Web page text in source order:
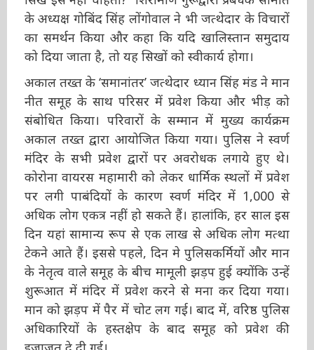
शिरोमणि गुरूद्वारा प्रबंधक समिति के अध्यक्ष गोबिंद
सिंह लोंगोवाल ने भी जत्थेदार के विचारों का समर्थन
किया और कहा कि यदि खालिस्तान समुदाय को दिया
जाता है, तो यह सिखों को स्वीकार्य होगा।
अकाल तख्त के ‘समानांतर’ जत्थेदार ध्यान सिंह मंड ने
मान नीत समूह के साथ परिसर में प्रवेश किया और भीड़
को संबोधित किया। परिवारों के सम्मान में मुख्य
कार्यक्रम अकाल तख्त द्वारा आयोजित किया गया।
पुलिस ने स्वर्ण मंदिर के सभी प्रवेश द्वारों पर अवरोधक
लगाये हुए थे। कोरोना वायरस महामारी को लेकर
धार्मिक स्थलों में प्रवेश पर लगी पाबंदियों के कारण स्वर्ण
मंदिर में 1,000 से अधिक लोग एकत्र नहीं हो सकते हैं।
हालांकि, हर साल इस दिन यहां सामान्य रूप से एक
लाख से अधिक लोग मत्था टेकने आते हैं। इससे पहले,
दिन मे पुलिसकर्मियों और मान के नेतृत्व वाले समूह के
बीच मामूली झड़प हुई क्योंकि उन्हें शुरूआत में मंदिर में
प्रवेश करने से मना कर दिया गया। मान को झड़प में पैर
में चोट लग गई। बाद में, वरिष्ठ पुलिस अधिकारियों के